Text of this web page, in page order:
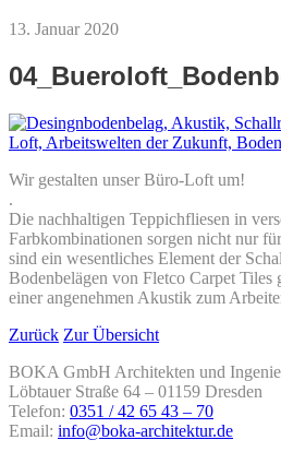
13. Januar 2020
Wir gestalten unser Büro-Loft um!
.
Die nachhaltigen Teppichfliesen in
Farbkombinationen sorgen nicht nur
sind ein wesentliches Element der
Bodenbelägen von Fletco Carpet Tiles
einer angenehmen Akustik zum
Zurück Zur Übersicht
BOKA GmbH Architekten und
Löbtauer Straße 64 – 01159 Dresden
Telefon: 0351 / 42 65 43 – 70
Email: info@boka-architektur.de